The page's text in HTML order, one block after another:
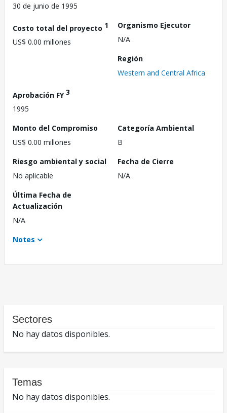
30 de junio de 1995
Costo total del proyecto 1
US$ 0.00 millones
Organismo Ejecutor
N/A
Región
Western and Central Africa
Aprobación FY3
1995
Monto del Compromiso
US$ 0.00 millones
Categoría Ambiental
B
Riesgo ambiental y social
No aplicable
Fecha de Cierre
N/A
Última Fecha de
Actualización
N/A
Notes
Sectores
No hay datos disponibles.
Temas
No hay datos disponibles.